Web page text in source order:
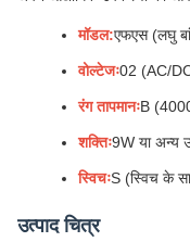
मॉडल:एफएस (लघु
वोल्टेजः02 (AC/
रंग तापमानःB
शक्तिः9W या अन्य
स्विचःS (स्विच के
उत्पाद चित्र